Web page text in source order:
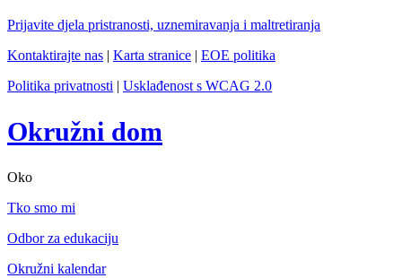
Prijavite djela pristranosti, uznemiravanja i maltretiranja
Kontaktirajte nas | Karta stranice | EOE politika
Politika privatnosti | Usklađenost s WCAG 2.0
Okružni dom
Oko
Tko smo mi
Odbor za edukaciju
Okružni kalendar